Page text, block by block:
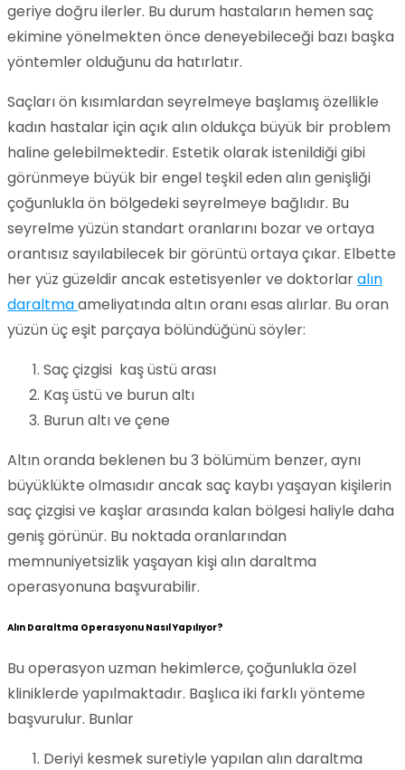
geriye doğru ilerler. Bu durum hastaların hemen saç
ekimine yönelmekten önce deneyebileceği bazı başka
yöntemler olduğunu da hatırlatır.
Saçları ön kısımlardan seyrelmeye başlamış özellikle
kadın hastalar için açık alın oldukça büyük bir problem
haline gelebilmektedir. Estetik olarak istenildiği gibi
görünmeye büyük bir engel teşkil eden alın genişliği
çoğunlukla ön bölgedeki seyrelmeye bağlıdır. Bu
seyrelme yüzün standart oranlarını bozar ve ortaya
orantısız sayılabilecek bir görüntü ortaya çıkar. Elbette
her yüz güzeldir ancak estetisyenler ve doktorlaralın
daraltmaameliyatında altın oranı esas alırlar. Bu oran
yüzün üç eşit parçaya bölündüğünü söyler:
Saç çizgisi kaş üstü arası
Kaş üstü ve burun altı
Burun altı ve çene
Altın oranda beklenen bu 3 bölümüm benzer, aynı
büyüklükte olmasıdır ancak saç kaybı yaşayan kişilerin
saç çizgisi ve kaşlar arasında kalan bölgesi haliyle daha
geniş görünür. Bu noktada oranlarından
memnuniyetsizlik yaşayan kişi alın daraltma
operasyonuna başvurabilir.
Alın Daraltma Operasyonu Nasıl Yapılıyor?
Bu operasyon uzman hekimlerce, çoğunlukla özel
kliniklerde yapılmaktadır. Başlıca iki farklı yönteme
başvurulur. Bunlar
Deriyi kesmek suretiyle yapılan alın daraltma